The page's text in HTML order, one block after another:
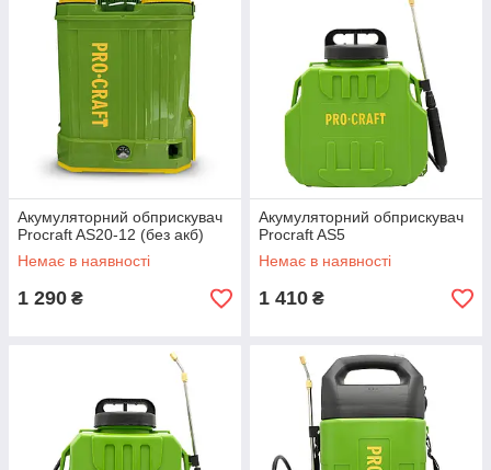
Акумуляторний обприскувач
Procraft AS20-12 (без акб)
Немає в наявності
1 290 ₴
Акумуляторний обприскувач
Procraft AS5
Немає в наявності
1 410 ₴